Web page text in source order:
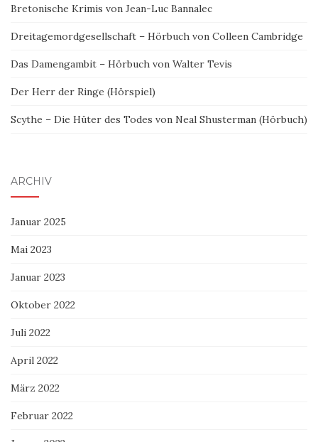
Bretonische Krimis von Jean-Luc Bannalec
Dreitagemordgesellschaft – Hörbuch von Colleen Cambridge
Das Damengambit – Hörbuch von Walter Tevis
Der Herr der Ringe (Hörspiel)
Scythe – Die Hüter des Todes von Neal Shusterman (Hörbuch)
ARCHIV
Januar 2025
Mai 2023
Januar 2023
Oktober 2022
Juli 2022
April 2022
März 2022
Februar 2022